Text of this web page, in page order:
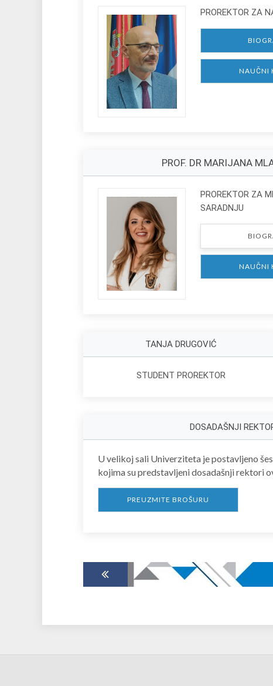
PROREKTOR ZA
NAUČNI
PROF. DR MARIJANA
PROREKTOR ZA
SARADNJU
NAUČNI
TANJA DRUGOVIĆ
STUDENT PROREKTOR
DOSADAŠNJI
U velikoj sali Univerziteta je postavljeno
kojima su predstavljeni dosadašnji rektori
PREUZMITE BROŠURU